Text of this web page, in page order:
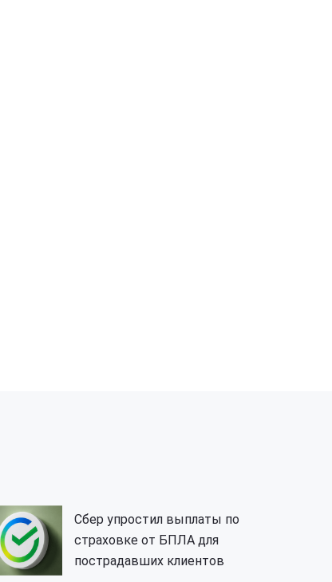
Сбер упростил выплаты по
страховке от БПЛА для
пострадавших клиентов